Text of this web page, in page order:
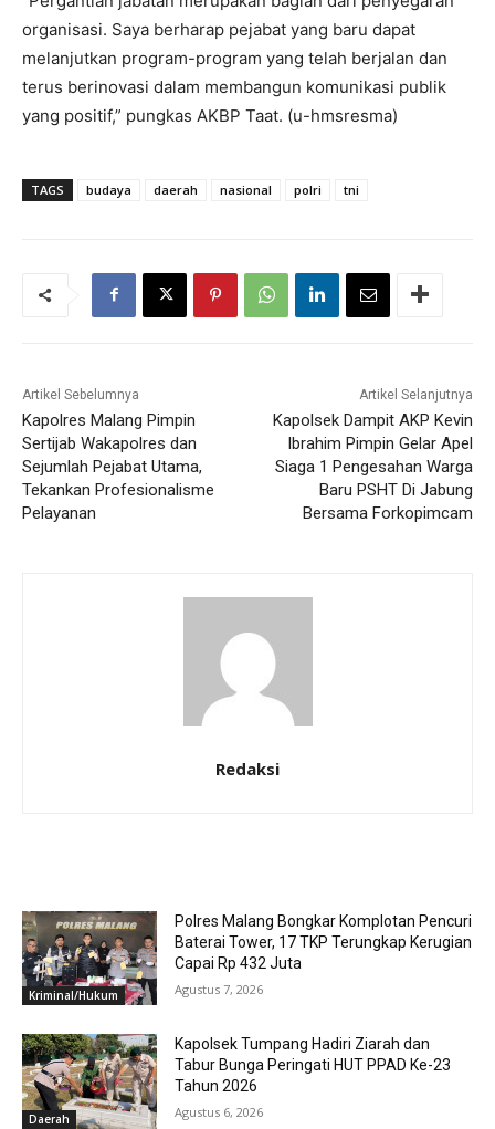
organisasi. Saya berharap pejabat yang baru dapat
melanjutkan program-program yang telah berjalan dan
terus berinovasi dalam membangun komunikasi publik
yang positif,” pungkas AKBP Taat. (u-hmsresma)
TAGS budaya daerah nasional polri tni
Artikel Sebelumnya
Kapolres Malang Pimpin
Sertijab Wakapolres dan
Sejumlah Pejabat Utama,
Tekankan Profesionalisme
Pelayanan
Artikel Selanjutnya
Kapolsek Dampit AKP Kevin
Ibrahim Pimpin Gelar Apel
Siaga 1 Pengesahan Warga
Baru PSHT Di Jabung
Bersama Forkopimcam
Redaksi
Kriminal/Hukum
Polres Malang Bongkar Komplotan Pencuri
Baterai Tower, 17 TKP Terungkap Kerugian
Capai Rp 432 Juta
Agustus 7, 2026
Daerah
Kapolsek Tumpang Hadiri Ziarah dan
Tabur Bunga Peringati HUT PPAD Ke-23
Tahun 2026
Agustus 6, 2026